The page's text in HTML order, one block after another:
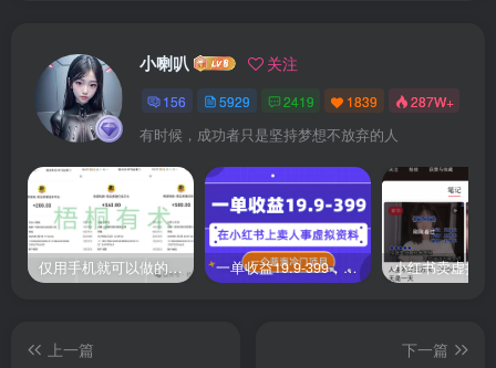
小喇叭 关注
156 5929 2419 1839 287W+
有时候，成功者只是坚持梦想不放弃的人
仅用手机就可以做的小项目，当天就能见钱，每天100-300 一单收益19.9-399，一个蓝海冷门项目，在小红书上卖人事虚拟资料
上一篇
下一篇